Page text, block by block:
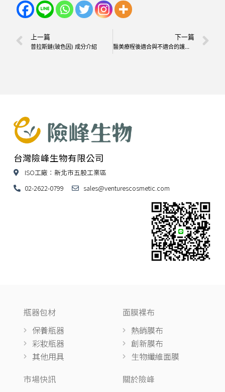
上一篇
普拉斯鏈(玻色因) 成分介紹
下一篇
醫美療程後適合與不適合的護膚成分
台灣險峰生物有限公司
ISO工廠：新北市五股工業區
02-2622-0799
sales@venturescosmetic.com
瓶器包材
保養瓶器
彩妝瓶器
其他用具
面膜裸布
熱銷膜布
創新膜布
生物纖維面膜
市場快訊
關於險峰